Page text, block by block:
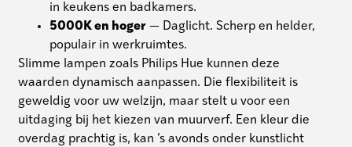
in keukens en badkamers.
5000K en hoger — Daglicht. Scherp en helder,
populair in werkruimtes.
Slimme lampen zoals Philips Hue kunnen deze
waarden dynamisch aanpassen. Die flexibiliteit is
geweldig voor uw welzijn, maar stelt u voor een
uitdaging bij het kiezen van muurverf. Een kleur die
overdag prachtig is, kan ’s avonds onder kunstlicht